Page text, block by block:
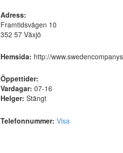
Adress:
Framtidsvägen 10
352 57 Växjö
Hemsida: http://
Öppettider:
Vardagar: 07-16
Helger: Stängt
Telefonnummer: Visa